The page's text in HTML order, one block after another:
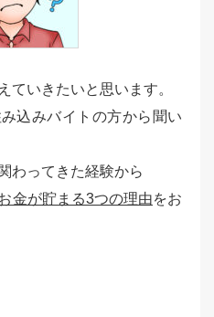
ていきたいと思います。
込みバイトの方から聞い
わってきた経験から
金が貯まる3つの理由をお